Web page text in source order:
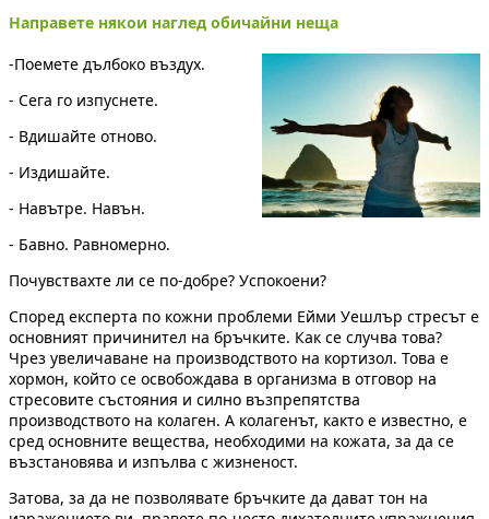
Направете някои наглед обичайни неща
-Поемете дълбоко въздух.
- Сега го изпуснете.
- Вдишайте отново.
- Издишайте.
- Навътре. Навън.
- Бавно. Равномерно.
Почувствахте ли се по-добре? Успокоени?
Според експерта по кожни проблеми Ейми Уешлър стресът е
основният причинител на бръчките. Как се случва това?
Чрез увеличаване на производството на кортизол. Това е
хормон, който се освобождава в организма в отговор на
стресовите състояния и силно възпрепятства
производството на колаген. А колагенът, както е известно, е
сред основните вещества, необходими на кожата, за да се
възстановява и изпълва с жизненост.
Затова, за да не позволявате бръчките да дават тон на